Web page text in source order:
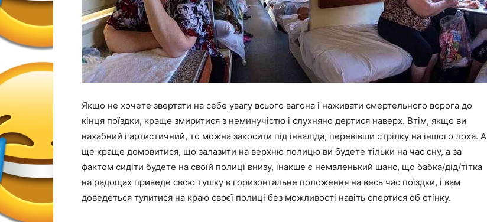
Якщо не хочете звертати на себе увагу всього вагона і наживати смертельного ворога до
кінця поїздки, краще змиритися з неминучістю і слухняно дертися наверх. Втім, якщо ви
нахабний і артистичний, то можна закосити під інваліда, перевівши стрілку на іншого лоха. А
ще краще домовитися, що залазити на верхню полицю ви будете тільки на час сну, а за
фактом сидіти будете на своїй полиці внизу, інакше є немаленький шанс, що бабка/дід/тітка
на радощах приведе свою тушку в горизонтальне положення на весь час поїздки, і вам
доведеться тулитися на краю своєї полиці без можливості навіть спертися об стінку.